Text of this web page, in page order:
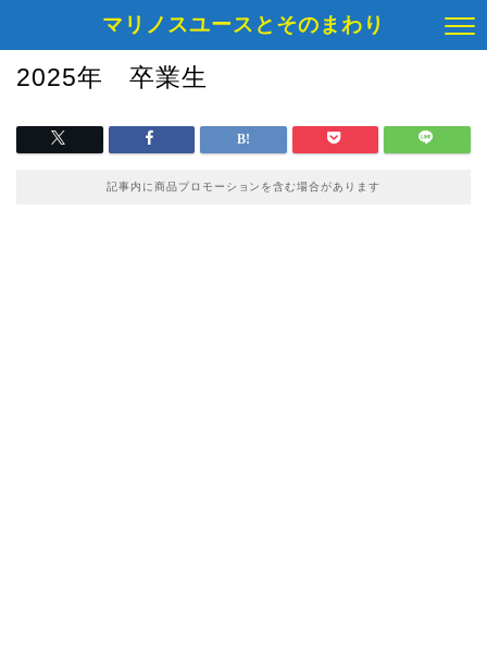
マリノスユースとそのまわり
2025年 卒業生
記事内に商品プロモーションを含む場合があります